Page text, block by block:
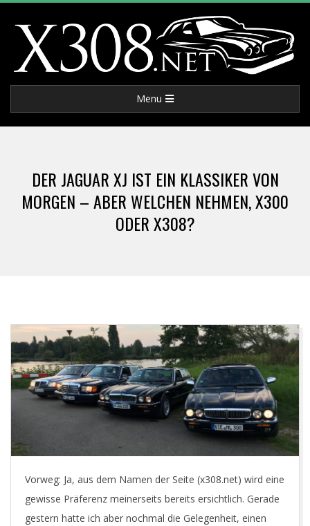
content
X
3
8
E
T
Navigation
Menu
DER JAGUAR XJ IST EIN KLASSIKER VON
MORGEN – ABER WELCHEN NEHMEN, X300
ODER X308?
Vorweg: Ja, aus dem Namen der Seite (x308.net) wird eine
gewisse Präferenz meinerseits bereits ersichtlich. Gerade
gestern hatte ich aber nochmal die Gelegenheit, einen